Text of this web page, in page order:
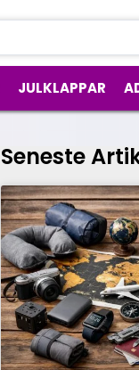
JULKLAPPAR
Seneste